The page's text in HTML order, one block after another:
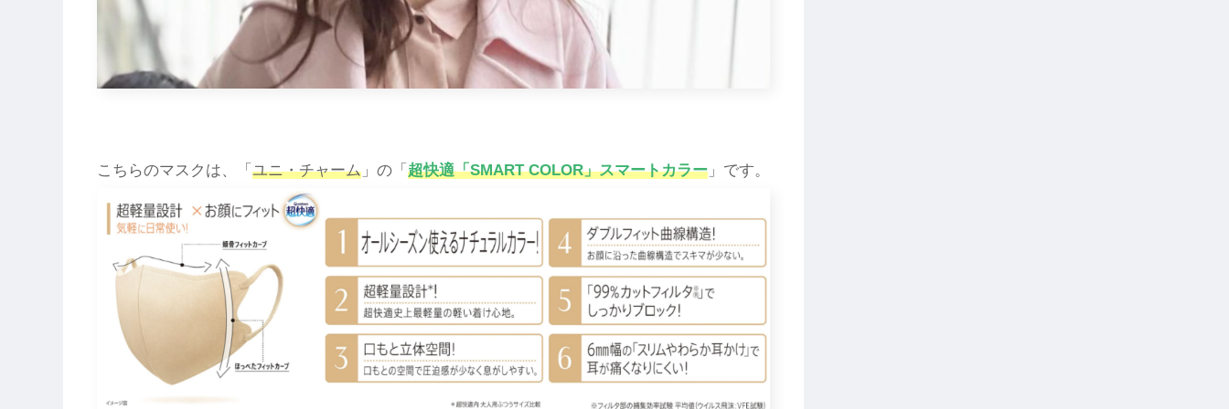
こちらのマスクは、「 ユニ・チャーム 」の「 超快適「SMART COLOR」スマートカラー 」です。